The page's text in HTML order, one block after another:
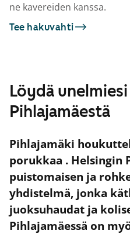
ne kavereiden kanssa.
Tee hakuvahti
Löydä
Pihlajamäestä
Pihlajamäki
porukkaa . Helsingin
puistomaisen ja
yhdistelmä, jonka
juoksuhaudat ja
Pihlajamäessä on